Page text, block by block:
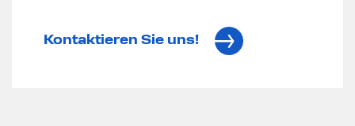
Kontaktieren Sie uns!